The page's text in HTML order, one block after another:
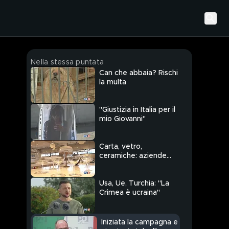
Nella stessa puntata
Can che abbaia? Rischi
la multa
"Giustizia in Italia per il
mio Giovanni"
Carta, vetro,
ceramiche: aziende
Usa, Ue, Turchia: "La
Crimea è ucraina"
Iniziata la campagna e